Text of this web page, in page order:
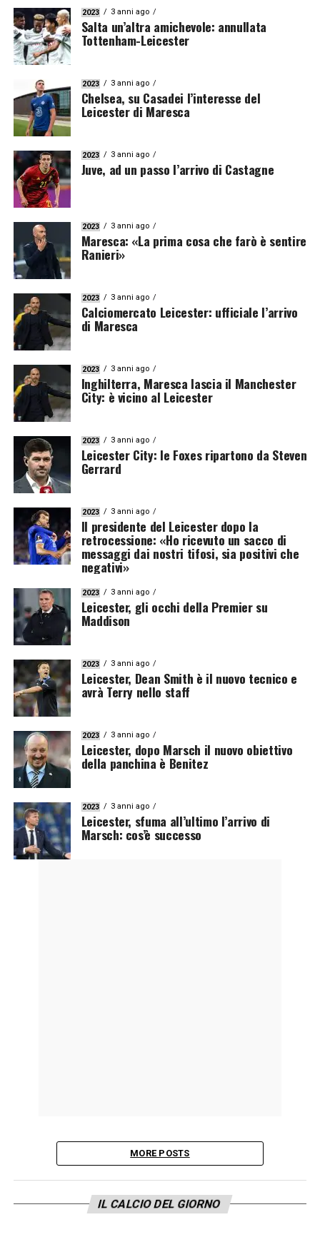
2023 3 anni ago
Salta un’altra amichevole: annullata
Tottenham-Leicester
2023 3 anni ago
Chelsea, su Casadei l’interesse del
Leicester di Maresca
2023 3 anni ago
Juve, ad un passo l’arrivo di Castagne
2023 3 anni ago
Maresca: «La prima cosa che farò è sentire
Ranieri»
2023 3 anni ago
Calciomercato Leicester: ufficiale l’arrivo
di Maresca
2023 3 anni ago
Inghilterra, Maresca lascia il Manchester
City: è vicino al Leicester
2023 3 anni ago
Leicester City: le Foxes ripartono da Steven
Gerrard
2023 3 anni ago
Il presidente del Leicester dopo la
retrocessione: «Ho ricevuto un sacco di
messaggi dai nostri tifosi, sia positivi che
negativi»
2023 3 anni ago
Leicester, gli occhi della Premier su
Maddison
2023 3 anni ago
Leicester, Dean Smith è il nuovo tecnico e
avrà Terry nello staff
2023 3 anni ago
Leicester, dopo Marsch il nuovo obiettivo
della panchina è Benitez
2023 3 anni ago
Leicester, sfuma all’ultimo l’arrivo di
Marsch: cos’è successo
MORE POSTS
IL CALCIO DEL GIORNO